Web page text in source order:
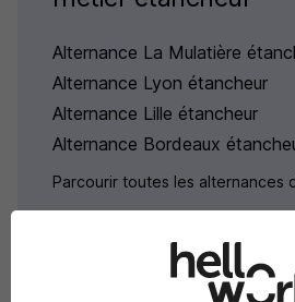
Alternance La Mulatière
Alternance Lyon étancheur
Alternance Lille étancheur
Alternance Bordeaux
Parcourir toutes les alternances